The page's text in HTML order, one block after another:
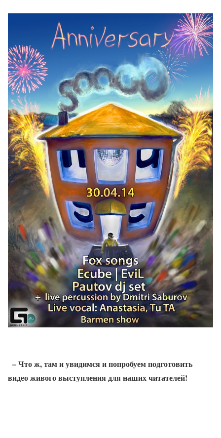
– Что ж, там и увидимся и попробуем подготовить
видео живого выступления для наших читателей!